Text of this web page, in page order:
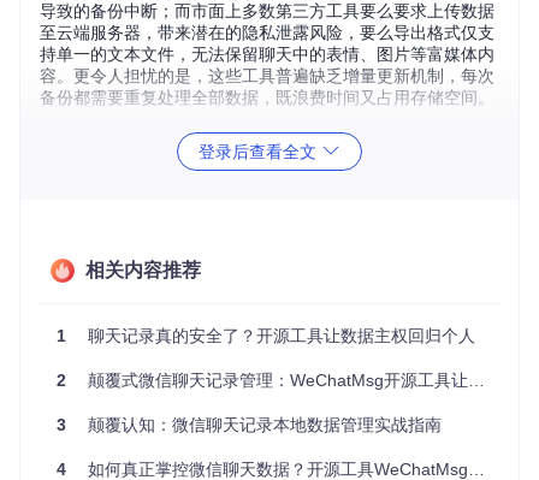
导致的备份中断；而市面上多数第三方工具要么要求上传数据
至云端服务器，带来潜在的隐私泄露风险，要么导出格式仅支
持单一的文本文件，无法保留聊天中的表情、图片等富媒体内
容。更令人担忧的是，这些工具普遍缺乏增量更新机制，每次
备份都需要重复处理全部数据，既浪费时间又占用存储空间。
技术亮点：从根本上重构聊天记录管理逻辑
地优先架构——所有数据解析、格式转换和统计分析过程均在
数据泄露风险。实际测试显示，采用该架构的WeChatMsg在
间，同时避免了数据传输过程中的安全隐患。
💡关键结论：本地处理模式不仅保障了数据安全，还显著提升
登录后查看全文
相关内容推荐
1 聊天记录真的安全了？开源工具让数据主权回归个人
2 颠覆式微信聊天记录管理：WeChatMsg开源工具让数据主权回归用户
3 颠覆认知：微信聊天记录本地数据管理实战指南
4 如何真正掌控微信聊天数据？开源工具WeChatMsg的创新解决方案